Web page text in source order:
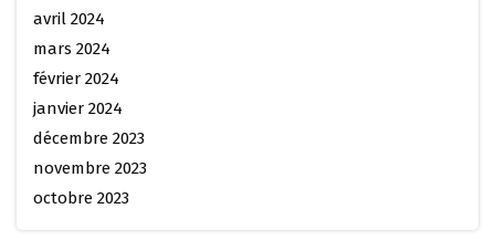
avril 2024
mars 2024
février 2024
janvier 2024
décembre 2023
novembre 2023
octobre 2023